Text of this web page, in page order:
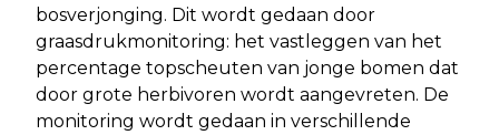
bosverjonging. Dit wordt gedaan door
graasdrukmonitoring: het vastleggen van het
percentage topscheuten van jonge bomen dat
door grote herbivoren wordt aangevreten. De
monitoring wordt gedaan in verschillende